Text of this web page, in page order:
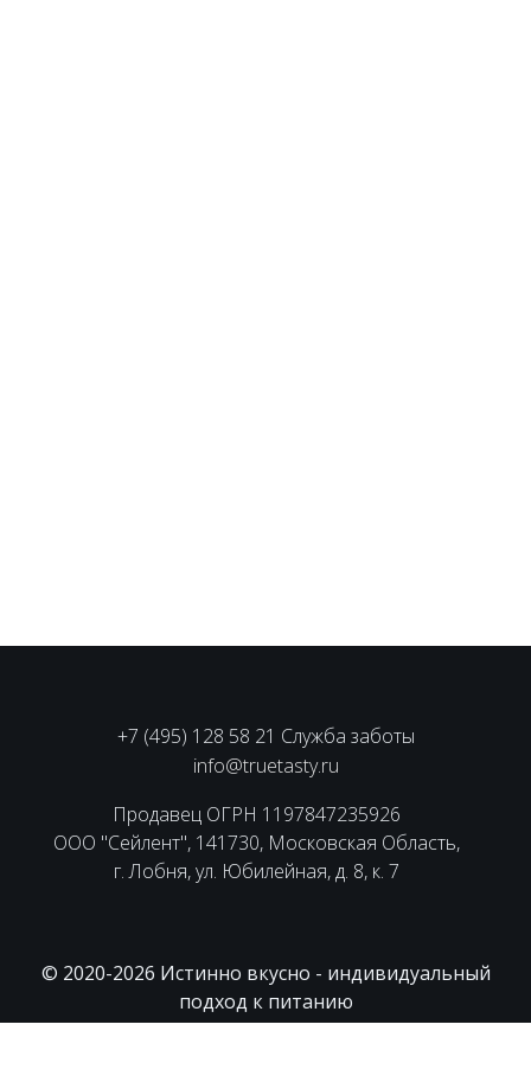
+7 (495) 128 58 21 Служба заботы
info@truetasty.ru
Продавец ОГРН 1197847235926
ООО "Сейлент", 141730, Московская Область,
г. Лобня, ул. Юбилейная, д. 8, к. 7
© 2020-2026 Истинно вкусно - индивидуальный
подход к питанию